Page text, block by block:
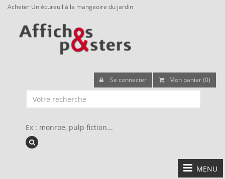
Acheter Un écureuil à la mangeoire du jardin
Se connecter Mon panier (0)
Ex : monroe, pulp fiction...
MENU